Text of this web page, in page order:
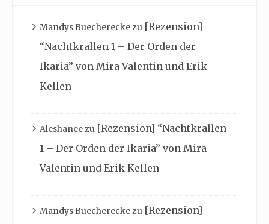
Mandys Buechereckezu [Rezension]
“Nachtkrallen 1 – Der Orden der
Ikaria” von Mira Valentin und Erik
Kellen
Aleshaneezu [Rezension] “Nachtkrallen
1 – Der Orden der Ikaria” von Mira
Valentin und Erik Kellen
Mandys Buechereckezu [Rezension]